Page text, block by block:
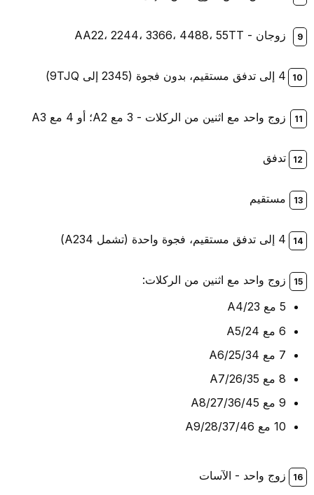
زوجان - AA22، 2244، 3366، 4488، 55TT
4 إلى تدفق مستقيم، بدون فجوة (2345 إلى 9TJQ)
زوج واحد مع اثنين من الركلات - 3 مع A2؛ أو 4 مع A3
تدفق
مستقيم
4 إلى تدفق مستقيم، فجوة واحدة (تشمل A234)
زوج واحد مع اثنين من الركلات:
6 مع A5/24
7 مع A6/25/34
8 مع A7/26/35
9 مع A8/27/36/45
10 مع A9/28/37/46
زوج واحد - الآسات